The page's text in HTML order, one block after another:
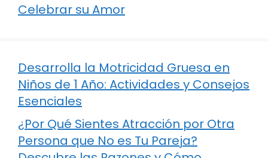
Celebrar su Amor
Desarrolla la Motricidad Gruesa en
Niños de 1 Año: Actividades y Consejos
Esenciales
¿Por Qué Sientes Atracción por Otra
Persona que No es Tu Pareja?